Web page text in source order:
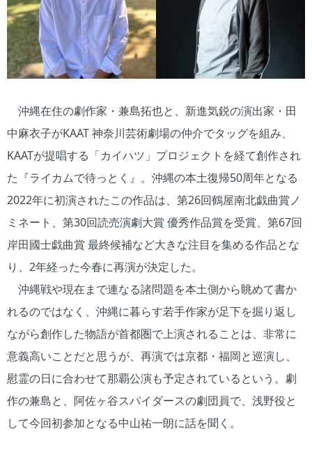
沖縄在住の劇作家・兼島拓也と、新進気鋭の演出家・田
中麻衣子がKAAT 神奈川芸術劇場の仲介でタッグを組み、
KAATが提唱する「カイハツ」プロジェクトを経て創作され
た『ライカムで待っとく』。沖縄の本土復帰50周年となる
2022年に初演されたこの作品は、第26回鶴屋南北戯曲賞ノ
ミネート、第30回読売演劇大賞 優秀作品賞を受賞、第67回
岸田國士戯曲賞 最終候補など大きな注目を集める作品とな
り、2年経った今春に再演が決定した。
沖縄戦や現在まで連なる諸問題を本土側から眺めて書か
れるのではなく、沖縄に暮らす若手作家が足下を掘り返し
ながら創作した物語が首都圏で上演されることは、非常に
意義高いことだと思うが、再演では京都・福岡と巡演し、
慰霊の日に合わせて那覇公演も予定されているという。劇
作の兼島と、阿佐ヶ谷スパイダースの劇団員で、浅野役と
して今回初参加となる中山祐一朗に話を聞く。